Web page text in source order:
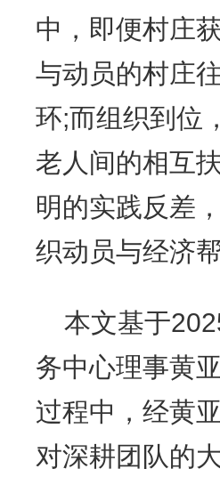
中，即便村庄
与动员的村庄
环;而组织到位
老人间的相互
明的实践反差
织动员与经济
本文基于
务中心理事黄
过程中，经黄
对深耕团队的